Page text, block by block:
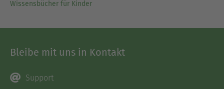
Wissensbücher für Kinder
Bleibe mit uns in Kontakt
Support